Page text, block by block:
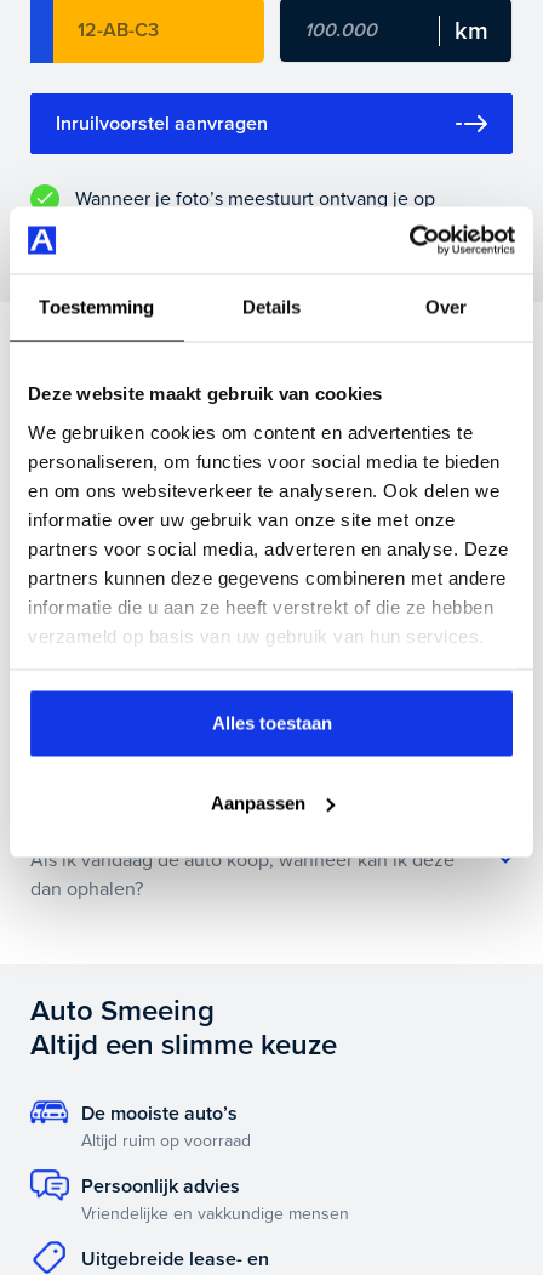
Toestemming Details Over
Deze website maakt gebruik van cookies
We gebruiken cookies om content en advertenties te
personaliseren, om functies voor social media te bieden
en om ons websiteverkeer te analyseren. Ook delen we
informatie over uw gebruik van onze site met onze
partners voor social media, adverteren en analyse. Deze
partners kunnen deze gegevens combineren met andere
informatie die u aan ze heeft verstrekt of die ze hebben
verzameld op basis van uw gebruik van hun services.
Alles toestaan
Aanpassen
direct online.
Inruilvoorstel aanvragen
Wanneer je foto’s meestuurt ontvang je op
maandag tot en met vrijdag binnen enkele uren
Veelgestelde vragen
Wanneer kan ik een proefrit maken?
Kan ik een auto reserveren?
Hoe weet ik of deze auto nog beschikbaar is?
Als ik vandaag de auto koop, wanneer kan ik deze
dan ophalen?
Auto Smeeing
Altijd een slimme keuze
De mooiste auto’s
Altijd ruim op voorraad
Persoonlijk advies
Vriendelijke en vakkundige mensen
Uitgebreide lease- en